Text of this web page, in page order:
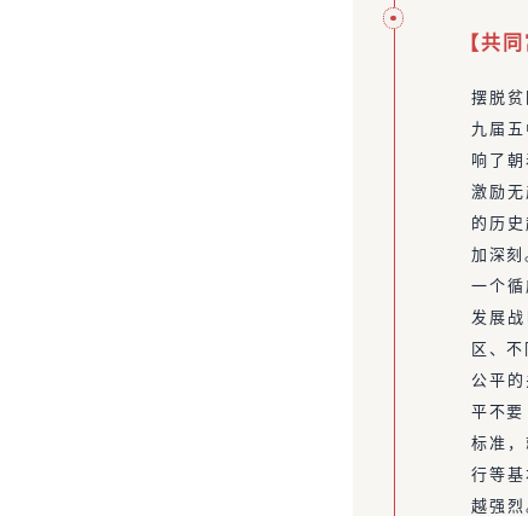
【共同
摆脱
九届
响了
激励
的历
加深刻
一个
发展
区、
公平
平不
标准
行等
越强